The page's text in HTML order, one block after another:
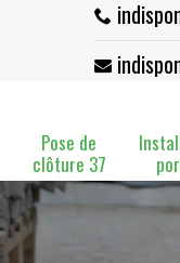
Pose de
clôture 37